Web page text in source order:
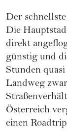
Der
Die
direkt
günstig und
Stunden
Landweg
Österreich
einen